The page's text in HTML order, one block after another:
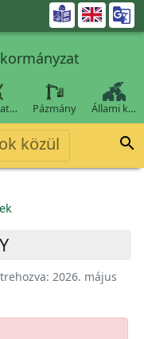

Pázmány Állami k…
közül 
2026. május